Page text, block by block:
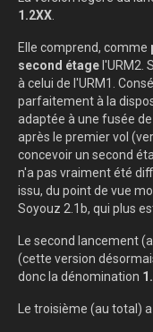
1.2XX
Elle comprend, comme
second étagel'URM2.
à celui de l'URM1.
parfaitement à la
adaptée à une fusée
après le premier vol
concevoir un second
n'a pas vraiment été
issu, du point de vue
Soyouz 2.1b, qui plus
Le second lancement
(cette version
donc la dénomination
Le troisième (au total)